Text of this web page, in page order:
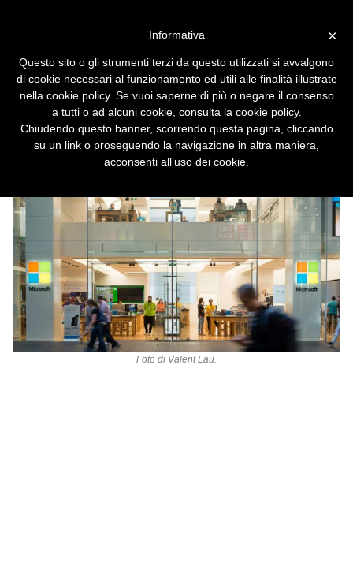
Microsoft 365
Sotto esame gli aumenti legati all'IA.
Foto di Valent Lau.
×
Informativa
Questo sito o gli strumenti terzi da questo utilizzati si avvalgono
di cookie necessari al funzionamento ed utili alle finalità illustrate
nella cookie policy. Se vuoi saperne di più o negare il consenso
a tutti o ad alcuni cookie, consulta la cookie policy.
Chiudendo questo banner, scorrendo questa pagina, cliccando
su un link o proseguendo la navigazione in altra maniera,
acconsenti all’uso dei cookie.